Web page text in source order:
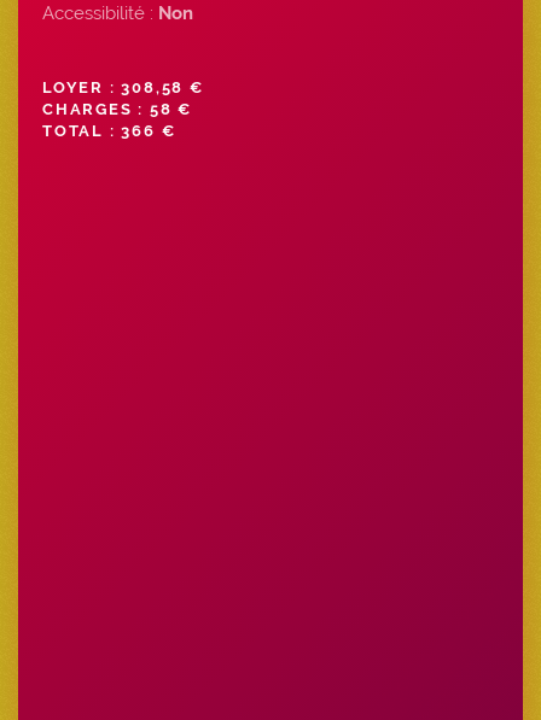
Accessibilité : Non
LOYER : 308,58 €
CHARGES : 58 €
TOTAL : 366 €